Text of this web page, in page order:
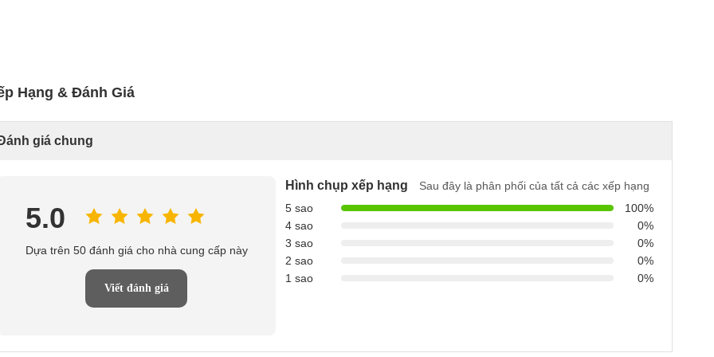
Hạng & Đánh Giá
giá chung
5.0
Dựa trên 50 đánh giá cho nhà cung cấp này
Viết đánh giá
Hình chụp xếp hạng
Sau đây là phân phối của tất cả các xếp hạng
5 sao
100%
4 sao
0%
3 sao
0%
2 sao
0%
1 sao
0%